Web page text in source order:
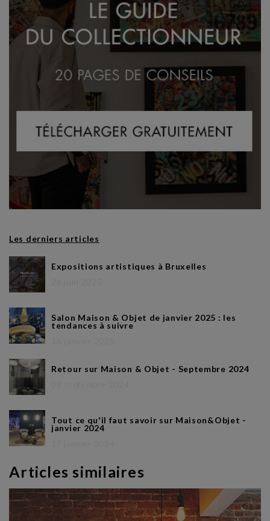
Les derniers articles
Expositions artistiques à Bruxelles
Salon Maison & Objet de janvier 2025 : les
tendances à suivre
Retour sur Maison & Objet - Septembre 2024
Tout ce qu'il faut savoir sur Maison&Objet -
janvier 2024
Articles similaires